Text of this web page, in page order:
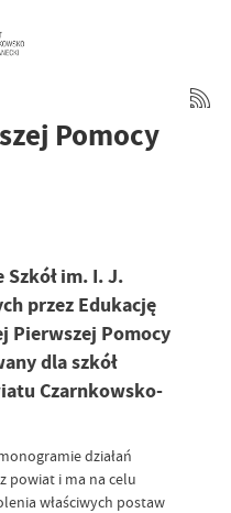
Pomocy
im. I. J.
przez Edukację
Pierwszej Pomocy
dla szkół
Czarnkowsko-
działań
powiat i ma na celu
właściwych postaw